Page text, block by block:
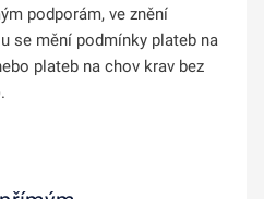
podporám, ve znění
se mění podmínky plateb na
plateb na chov krav bez